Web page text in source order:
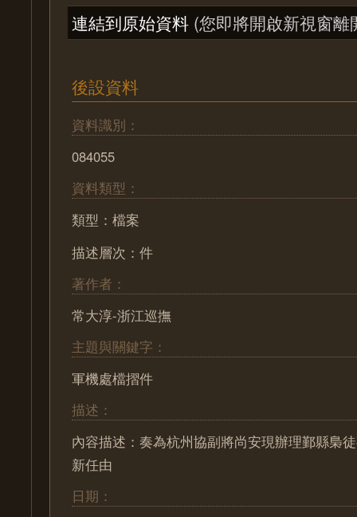
連結到原始資料 (您即將開啟新視窗離
後設資料
資料識別：
084055
資料類型：
類型：檔案
描述層次：件
著作者：
常大淳-浙江巡撫
主題與關鍵字：
軍機處檔摺件
描述：
內容描述：奏為杭州協副將尚安現辦理鄞縣梟
新任由
日期：